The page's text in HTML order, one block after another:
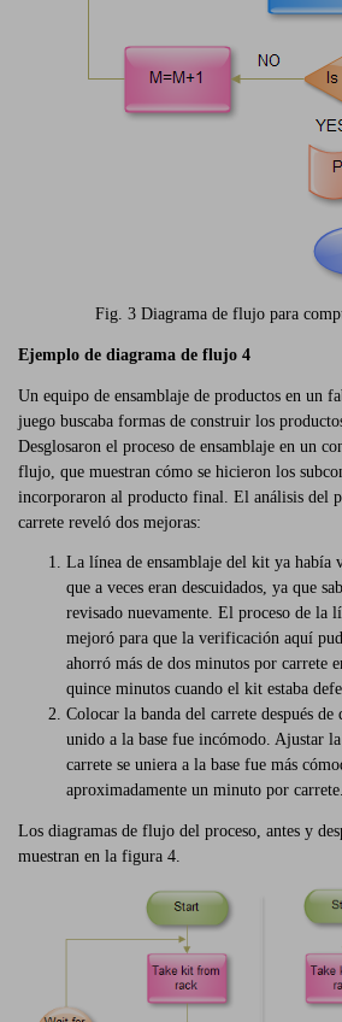
Fig. 3 Diagrama de flujo para
Ejemplo de diagrama de flujo 4
Un equipo de ensamblaje de productos en un
juego buscaba formas de construir los
Desglosaron el proceso de ensamblaje en un
flujo, que muestran cómo se hicieron los
incorporaron al producto final. El análisis del
carrete reveló dos mejoras:
La línea de ensamblaje del kit ya había
que a veces eran descuidados, ya que
revisado nuevamente. El proceso de la
mejoró para que la verificación aquí
ahorró más de dos minutos por carrete
quince minutos cuando el kit estaba
Colocar la banda del carrete después de
unido a la base fue incómodo. Ajustar
carrete se uniera a la base fue más
aproximadamente un minuto por carrete.
Los diagramas de flujo del proceso, antes y
muestran en la figura 4.